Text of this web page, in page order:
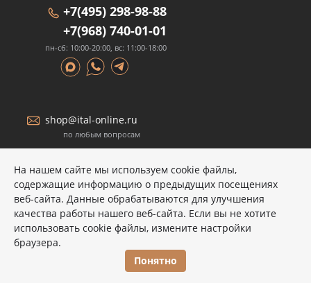
+7(495) 298-98-88
+7(968) 740-01-01
пн-сб: 10:00-20:00, вс: 11:00-18:00
shop@ital-online.ru
по любым вопросам
Размещенные на сайте данные носят информационный
характер и не являются публичной офертой.
© COPYRIGHT 2026 ITALON, ООО "СИТИ"
На нашем сайте мы используем cookie файлы,
содержащие информацию о предыдущих посещениях
веб-сайта. Данные обрабатываются для улучшения
качества работы нашего веб-сайта. Если вы не хотите
использовать cookie файлы, измените настройки
браузера.
Понятно